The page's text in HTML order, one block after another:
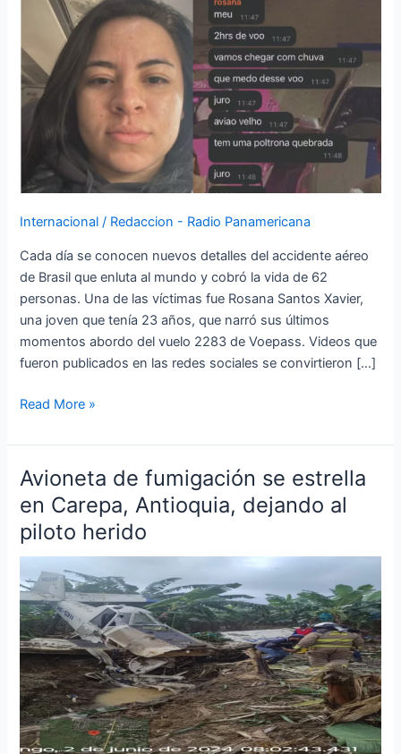
Internacional / Redaccion - Radio Panamericana
Cada día se conocen nuevos detalles del accidente aéreo
de Brasil que enluta al mundo y cobró la vida de 62
personas. Una de las víctimas fue Rosana Santos Xavier,
una joven que tenía 23 años, que narró sus últimos
momentos abordo del vuelo 2283 de Voepass. Videos que
fueron publicados en las redes sociales se convirtieron […]
envió
el
avión
una
accidente
aéreo
Brasil:
‘Tengo
mucho
vuelo’
Read More »
Avioneta de fumigación se estrella
en Carepa, Antioquia, dejando al
piloto herido
Avioneta
fumigación
se
estrella
en
Carepa,
Antioquia,
dejando
al
piloto
herido